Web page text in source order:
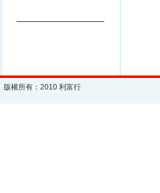
版權所有：2010 利富行